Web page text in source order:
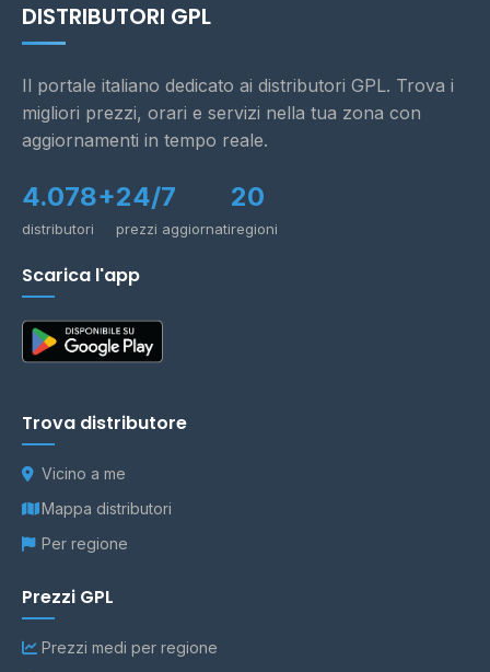
DISTRIBUTORI GPL
Il portale italiano dedicato ai distributori GPL. Trova i
migliori prezzi, orari e servizi nella tua zona con
aggiornamenti in tempo reale.
4.078+
distributori
24/7
prezzi aggiornati
20
regioni
Scarica l'app
Trova distributore
Vicino a me
Mappa distributori
Per regione
Prezzi GPL
Prezzi medi per regione